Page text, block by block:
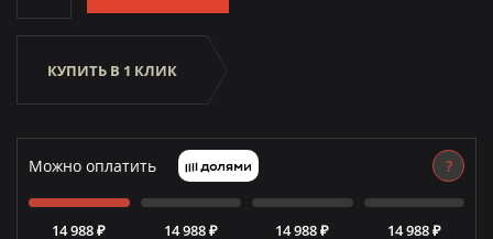
КУПИТЬ В 1 КЛИК
Можно оплатить ?
14 988 ₽ 14 988 ₽ 14 988 ₽ 14 988 ₽